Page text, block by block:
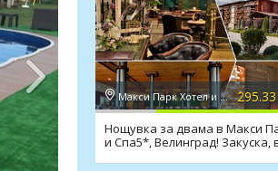
Макси Парк Хотел и Спа 5*, Велинград
Нощувка за двама в Макси
и Спа5*, Велинград! Закуска,
басейни, СПА